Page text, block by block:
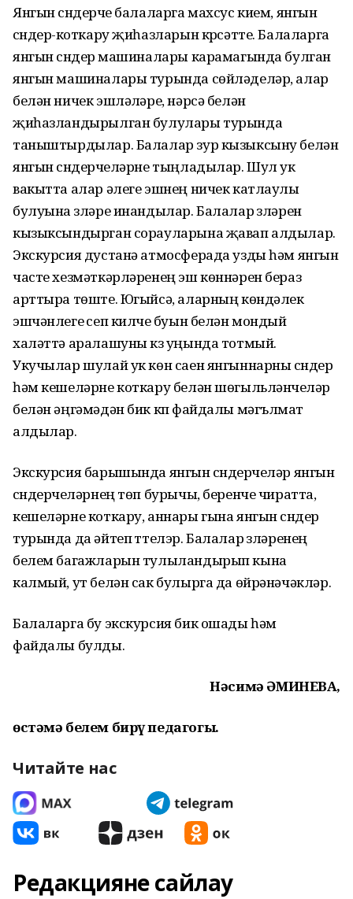
Янгын сүндерүче балаларга махсус кием, янгын
сүндерү-коткару җиһазларын күрсәтте. Балаларга
янгын сүндерү машиналары карамагында булган
янгын машиналары турында сөйләделәр, алар
белән ничек эшләүләре, нәрсә белән
җиһазландырылган булулары турында
таныштырдылар. Балалар зур кызыксыну белән
янгын сүндерүчеләрне тыңладылар. Шул ук
вакытта алар әлеге эшнең ничек катлаулы
булуына үзләре инандылар. Балалар үзләрен
кызыксындырган сорауларына җавап алдылар.
Экскурсия дустанә атмосферада узды һәм янгын
часте хезмәткәрләренең эш көннәрен бераз
арттыра төште. Югыйсә, аларның көндәлек
эшчәнлеге үсеп килүче буын белән мондый
халәттә аралашуны күз уңында тотмый.
Укучылар шулай ук көн саен янгыннарны сүндерү
һәм кешеләрне коткару белән шөгыльләнүчеләр
белән әңгәмәдән бик күп файдалы мәгълүмат
алдылар.
Экскурсия барышында янгын сүндерүчеләр янгын
сүндерүчеләрнең төп бурычы, беренче чиратта,
кешеләрне коткару, аннары гына янгын сүндерү
турында да әйтеп үттелэр. Балалар үзләренең
белем багажларын тулыландырып кына
калмый, ут белән сак булырга да өйрәнәчәкләр.
Балаларга бу экскурсия бик ошады һәм
файдалы булды.
Нәсимә ӘМИНЕВА,
өстәмә белем бирү педагогы.
Читайте нас
Редакцияне сайлау